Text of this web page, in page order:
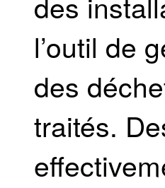
l’outil de
des
traités.